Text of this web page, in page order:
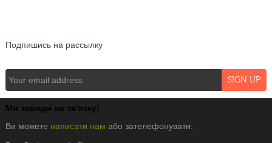
Подпишись на рассылку
Ми завжди на зв'язку!
Ви можете написати нам або зателефонувати: